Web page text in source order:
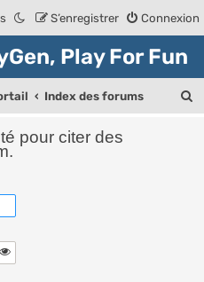
Connexion
S’enregistrer
Play For Fun
Index des forums
pour citer des